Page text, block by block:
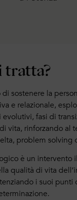
tratta?
sostenere la
e relazionale,
evolutivi, fasi di
vita, rinforzando al
problem solving
è un intervento
qualità di vita
i suoi punti